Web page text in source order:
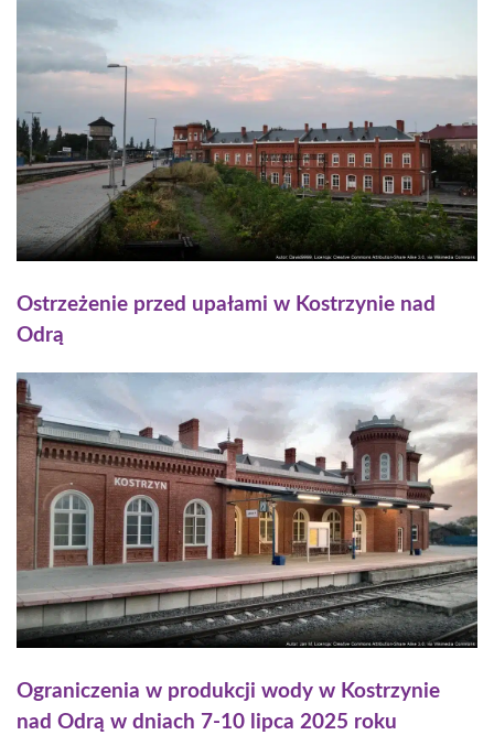
Ostrzeżenie przed upałami w Kostrzynie nad
Odrą
Ograniczenia w produkcji wody w Kostrzynie
nad Odrą w dniach 7-10 lipca 2025 roku